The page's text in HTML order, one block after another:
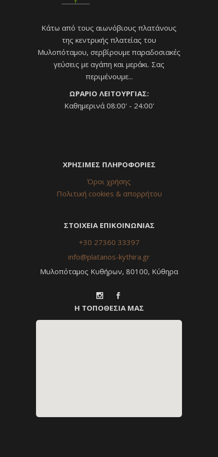
Κάτω από τους αιωνόβιους πλατάνους
της κεντρικής πλατείας του
Μυλοπόταμου, σερβίρουμε παραδοσιακές
γεύσεις με αγάπη και μεράκι. Σας
περιμένουμε...
ΩΡΑΡΙΟ ΛΕΙΤΟΥΡΓΙΑΣ:
Καθημερινά 08:00' - 24:00'
ΧΡΗΣΙΜΕΣ ΠΛΗΡΟΦΟΡΙΕΣ
Όροι χρήσης
Πολιτική cookies & απορρήτου
ΣΤΟΙΧΕΙΑ ΕΠΙΚΟΙΝΩΝΙΑΣ
+30 27360 33397
info@platanos-kythira.gr
Μυλοπόταμος Κυθήρων, 80100, Κύθηρα
Η ΤΟΠΟΘΕΣΙΑ ΜΑΣ